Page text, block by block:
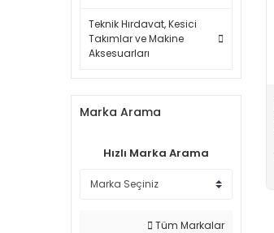
Teknik Hırdavat, Kesici
Takımlar ve Makine
Aksesuarları
Marka Arama
Hızlı Marka Arama
Tüm Markalar